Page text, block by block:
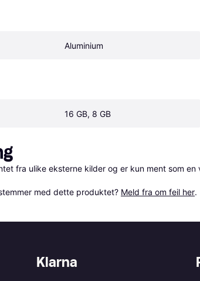
Aluminium
16 GB, 8 GB
fra ulike eksterne kilder og er kun ment som en
med dette produktet? Meld fra om feil her.
Klarna